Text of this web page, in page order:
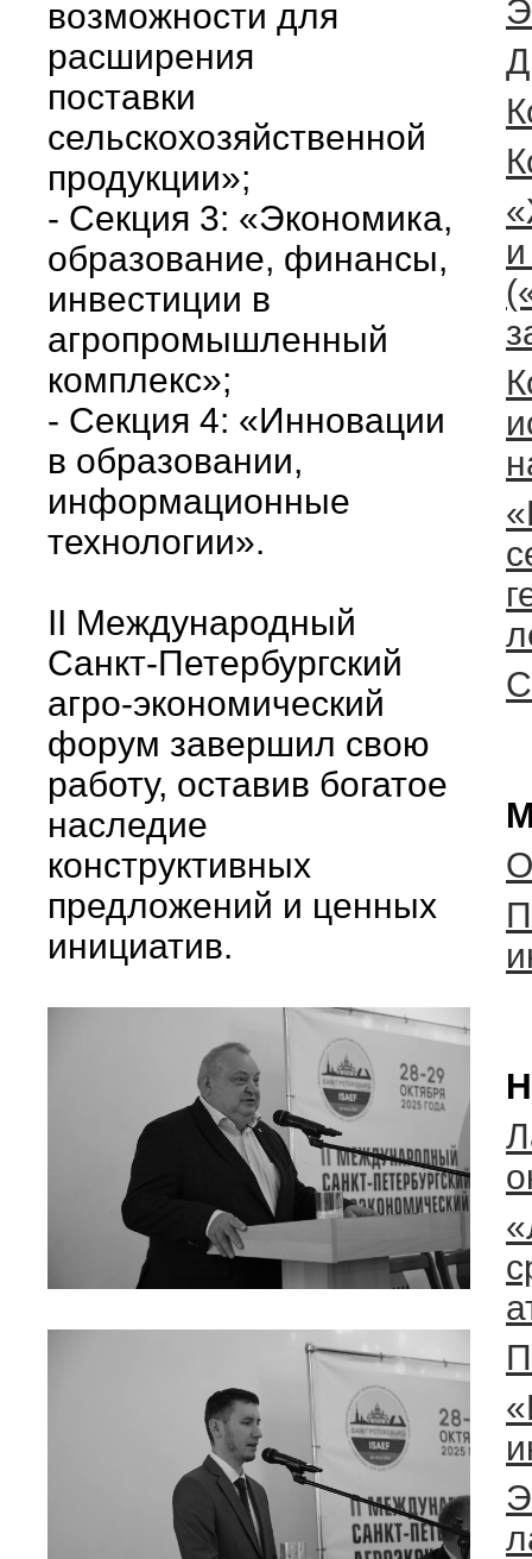
возможности для
расширения
поставки
сельскохозяйственной
продукции»;
- Секция 3: «Экономика,
образование, финансы,
инвестиции в
агропромышленный
комплекс»;
- Секция 4: «Инновации
в образовании,
информационные
технологии».
II Международный
Санкт-Петербургский
агро-экономический
форум завершил свою
работу, оставив богатое
наследие
конструктивных
предложений и ценных
инициатив.